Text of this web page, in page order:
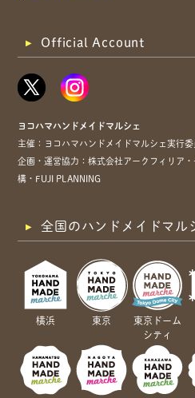
Official Account
ヨコハマハンドメイドマルシェ
主催：ヨコハマハンドメイドマルシェ実行委
企画・運営協力：株式会社アークフィリア
構・FUJI PLANNING
全国のハンドメイドマル
横浜 東京
東京ドーム
シティ